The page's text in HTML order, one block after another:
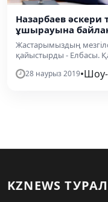
Назарбаев әскери
ұшырауына
Жастарымыздың
қайыстырды - Елбасы.
28 наурыз 2019•
KZNEWS